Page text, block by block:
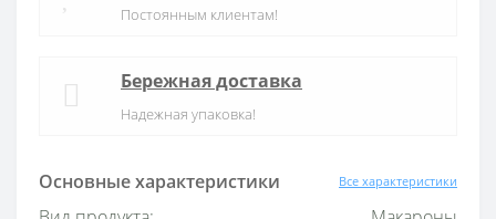
Основные характеристики Все характеристики
Постоянным клиентам!
Бережная доставка
Надежная упаковка!